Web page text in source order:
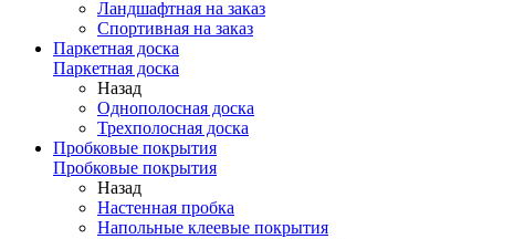
Ландшафтная на заказ
Спортивная на заказ
Паркетная доска
Паркетная доска
Назад
Однополосная доска
Трехполосная доска
Пробковые покрытия
Пробковые покрытия
Назад
Настенная пробка
Напольные клеевые покрытия